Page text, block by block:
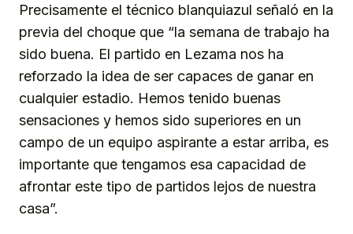
Precisamente el técnico blanquiazul señaló en la
previa del choque que “la semana de trabajo ha
sido buena. El partido en Lezama nos ha
reforzado la idea de ser capaces de ganar en
cualquier estadio. Hemos tenido buenas
sensaciones y hemos sido superiores en un
campo de un equipo aspirante a estar arriba, es
importante que tengamos esa capacidad de
afrontar este tipo de partidos lejos de nuestra
casa”.